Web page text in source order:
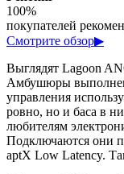
100%
покупателей
Смотрите обзор▶
Выглядят Lagoon
Амбушюры
управления
ровно, но и баса в
любителям
Подключаются они
aptX Low Latency.